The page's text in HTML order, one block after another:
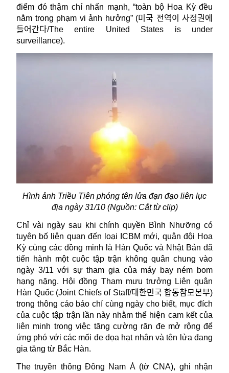
điểm đó thậm chí nhấn mạnh, “toàn bộ Hoa Kỳ đều
nằm trong phạm vi ảnh hưởng” (미국 전역이
사정권에
들어간다/The entire United States is under
surveillance).
Hình ảnh Triều Tiên phóng tên lửa đạn đạo liên lục
địa ngày 31/10 (Nguồn: Cắt từ clip)
Chỉ vài ngày sau khi chính quyền Bình Nhưỡng có
tuyên bố liên quan đến loại ICBM mới, quân đội Hoa
Kỳ cùng các đồng minh là Hàn Quốc và Nhật Bản đã
tiến hành một cuộc tập trận không quân chung vào
ngày 3/11 với sự tham gia của máy bay ném bom
hạng nặng. Hội đồng Tham mưu trưởng Liên quân
Hàn Quốc (Joint Chiefs of Staff/대한민국 합동참모본부)
trong thông cáo báo chí cùng ngày cho biết, mục đích
của cuộc tập trận lần này nhằm thể hiện cam kết của
liên minh trong việc tăng cường răn đe mở rộng để
ứng phó với các mối đe dọa hạt nhân và tên lửa đang
gia tăng từ Bắc Hàn.
The truyền thông Đông Nam Á (tờ CNA), ghi nhận